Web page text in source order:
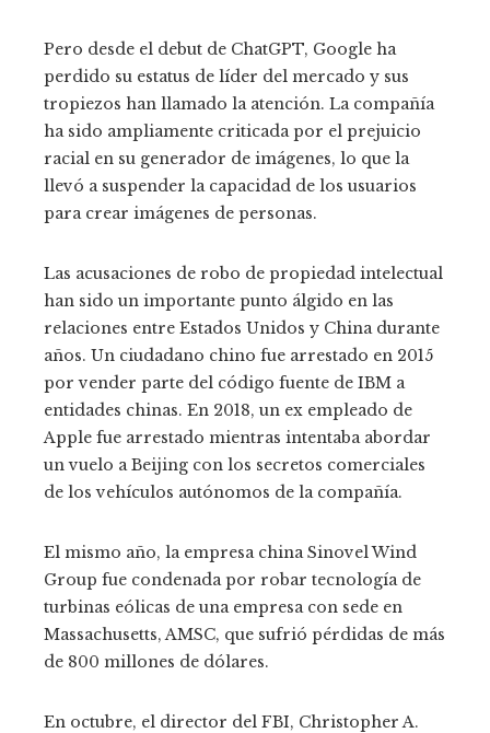
Pero desde el debut de ChatGPT, Google ha
perdido su estatus de líder del mercado y sus
tropiezos han llamado la atención. La compañía
ha sido ampliamente criticada por el prejuicio
racial en su generador de imágenes, lo que la
llevó a suspender la capacidad de los usuarios
para crear imágenes de personas.
Las acusaciones de robo de propiedad intelectual
han sido un importante punto álgido en las
relaciones entre Estados Unidos y China durante
años. Un ciudadano chino fue arrestado en 2015
por vender parte del código fuente de IBM a
entidades chinas. En 2018, un ex empleado de
Apple fue arrestado mientras intentaba abordar
un vuelo a Beijing con los secretos comerciales
de los vehículos autónomos de la compañía.
El mismo año, la empresa china Sinovel Wind
Group fue condenada por robar tecnología de
turbinas eólicas de una empresa con sede en
Massachusetts, AMSC, que sufrió pérdidas de más
de 800 millones de dólares.
En octubre, el director del FBI, Christopher A.